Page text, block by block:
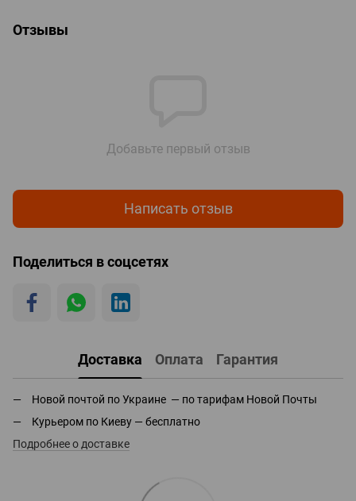
Отзывы
Добавьте первый отзыв
Написать отзыв
Поделиться в соцсетях
Доставка Оплата Гарантия
Новой почтой по Украине — по тарифам Новой Почты
Курьером по Киеву — бесплатно
Подробнее о доставке